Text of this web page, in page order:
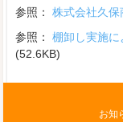
参照： 株式会社久保
参照： 棚卸し実施に
(52.6KB)
お知